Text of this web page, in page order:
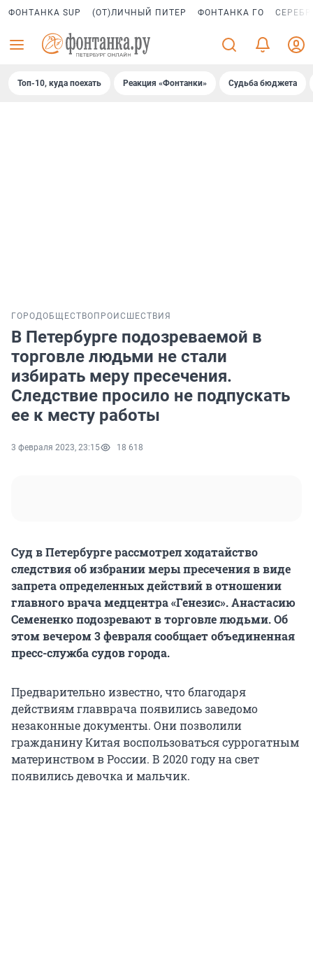
ФОНТАНКА SUP (ОТ)ЛИЧНЫЙ ПИТЕР ФОНТАНКА ГО
Топ-10, куда поехать Реакция «Фонтанки» Судьба бюджета
ГОРОДОБЩЕСТВО ПРОИСШЕСТВИЯ
В Петербурге подозреваемой в
торговле людьми не стали
избирать меру пресечения.
Следствие просило не подпускать
ее к месту работы
3 февраля 2023, 23:15 18 618
Суд в Петербурге рассмотрел ходатайство
следствия об избрании меры пресечения в виде
запрета определенных действий в отношении
главного врача медцентра «Генезис». Анастасию
Семененко подозревают в торговле людьми. Об
этом вечером 3 февраля сообщает объединенная
пресс-служба судов города.
Предварительно известно, что благодаря
действиям главврача появились заведомо
незаконные документы. Они позволили
гражданину Китая воспользоваться суррогатным
материнством в России. В 2020 году на свет
появились девочка и мальчик.